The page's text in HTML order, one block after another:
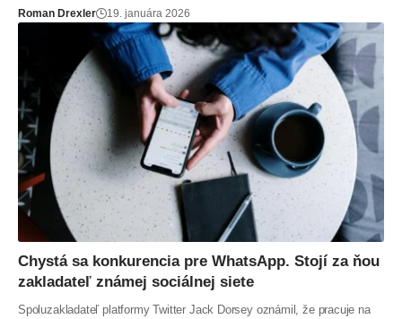
Roman Drexler 19. januára 2026
Chystá sa konkurencia pre WhatsApp. Stojí za ňou
zakladateľ známej sociálnej siete
Spoluzakladateľ platformy Twitter Jack Dorsey oznámil, že pracuje na